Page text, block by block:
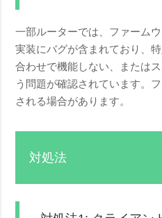
一部ルーターでは、ファーム
実装にバグが含まれており、
合わせで機能しない、または
う問題が確認されています。
される場合があります。
対処法